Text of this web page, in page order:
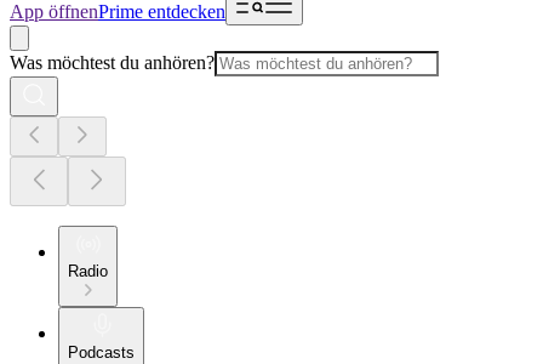
App öffnenPrime entdecken
Was möchtest du anhören?
Radio
Podcasts